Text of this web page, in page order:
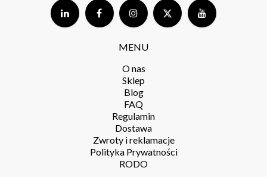
MENU
O nas
Sklep
Blog
FAQ
Regulamin
Dostawa
Zwroty i reklamacje
Polityka Prywatności
RODO